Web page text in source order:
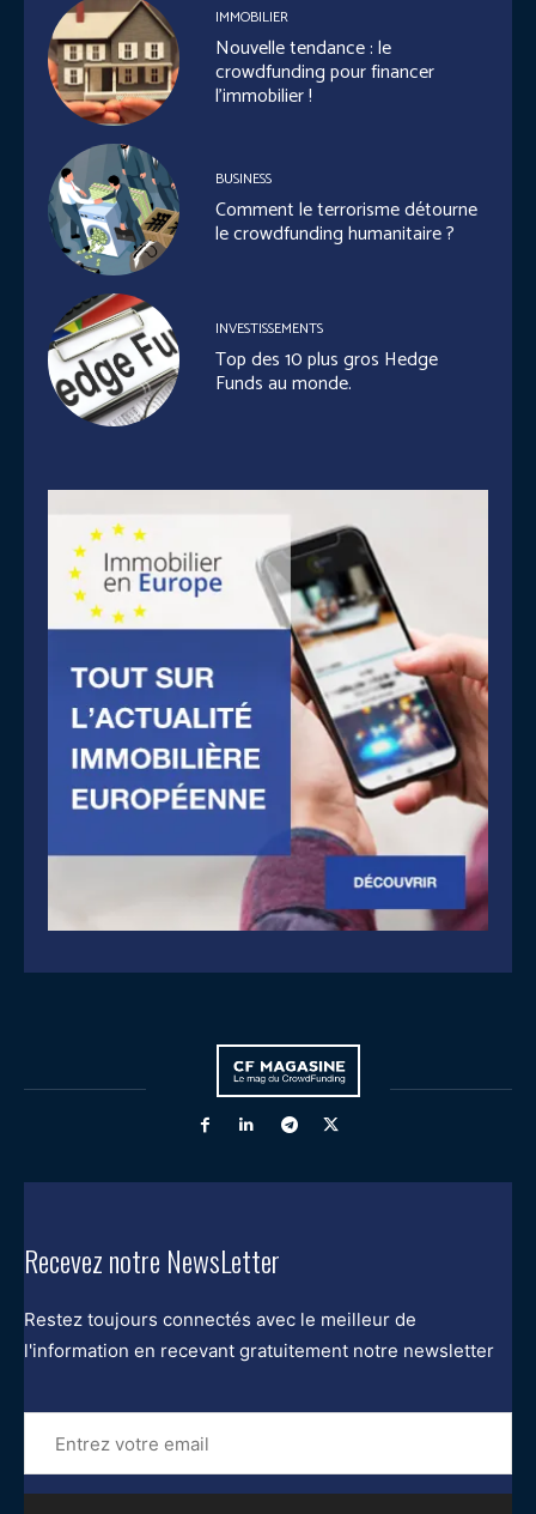
IMMOBILIER
Nouvelle tendance : le
crowdfunding pour financer
l’immobilier !
BUSINESS
Comment le terrorisme détourne
le crowdfunding humanitaire ?
INVESTISSEMENTS
Top des 10 plus gros Hedge
Funds au monde.
Recevez notre NewsLetter
Restez toujours connectés avec le meilleur de
l'information en recevant gratuitement notre newsletter
Entrez
votre
email